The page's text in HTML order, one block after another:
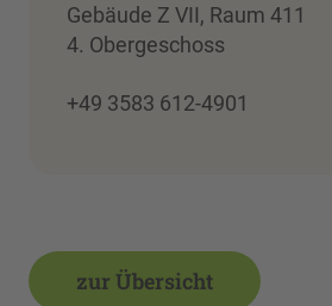
Gebäude Z VII, Raum 411
4. Obergeschoss
+49 3583 612-4901
zur Übersicht